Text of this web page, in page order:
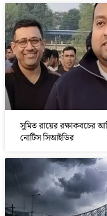
সুমিত রায়ের রক্ষাকবচের
নোটিস সিআইডির